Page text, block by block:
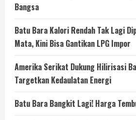
Bangsa
Batu Bara Kalori Rendah Tak Lagi
Mata, Kini Bisa Gantikan LPG Impor
Amerika Serikat Dukung Hilirisasi
Targetkan Kedaulatan Energi
Batu Bara Bangkit Lagi! Harga